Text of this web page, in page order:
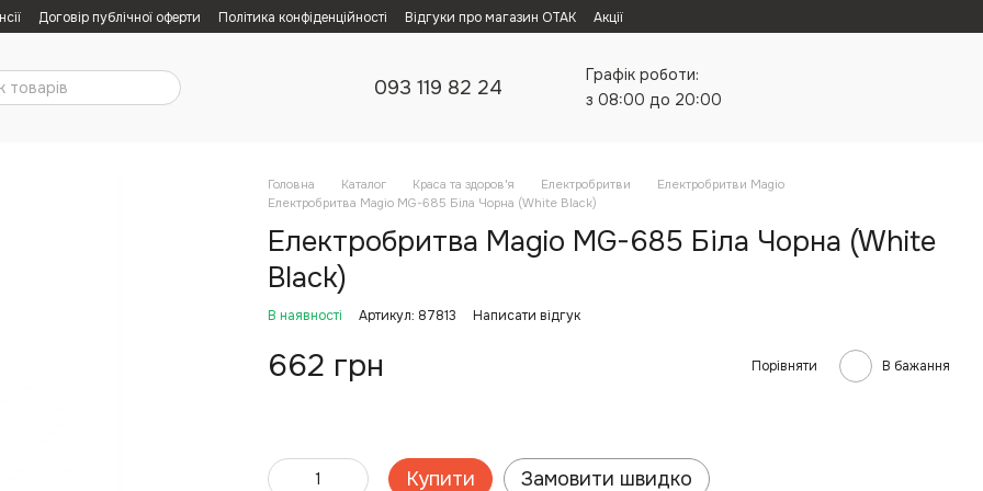
Договір публічної оферти Політика конфіденційності Відгуки про магазин ОТАК Акції
093 119 82 24
Графік роботи:
з 08:00 до 20:00
Головна Каталог Краса та здоров'я Електробритви
Електробритви Magio
Електробритва Magio MG-685 Біла Чорна (White Black)
Електробритва Magio MG-685 Біла Чорна (White
Black)
В наявності Артикул: 87813 Написати відгук
662 грн Порівняти В бажання
Купити Замовити швидко